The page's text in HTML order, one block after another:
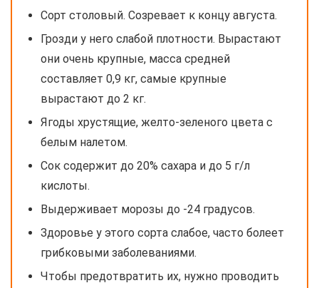
Сорт столовый. Созревает к концу августа.
Грозди у него слабой плотности. Вырастают
они очень крупные, масса средней
составляет 0,9 кг, самые крупные
вырастают до 2 кг.
Ягоды хрустящие, желто-зеленого цвета с
белым налетом.
Сок содержит до 20% сахара и до 5 г/л
кислоты.
Выдерживает морозы до -24 градусов.
Здоровье у этого сорта слабое, часто болеет
грибковыми заболеваниями.
Чтобы предотвратить их, нужно проводить